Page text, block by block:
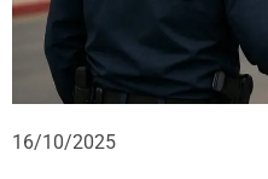
16/10/2025